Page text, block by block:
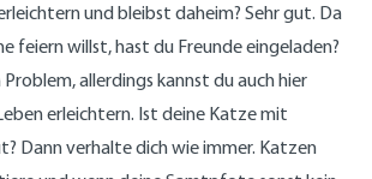
und bleibst daheim? Sehr gut. Da
feiern willst, hast du Freunde eingeladen?
Problem, allerdings kannst du auch hier
erleichtern. Ist deine Katze mit
Dann verhalte dich wie immer. Katzen